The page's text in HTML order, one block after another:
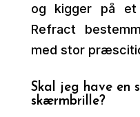
og kigger på et
Refract
med stor
Skal jeg have en
skærmbrille?